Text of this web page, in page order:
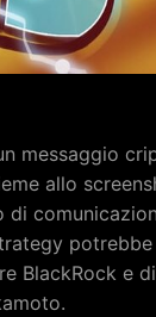
messaggio
allo
BlackRock e